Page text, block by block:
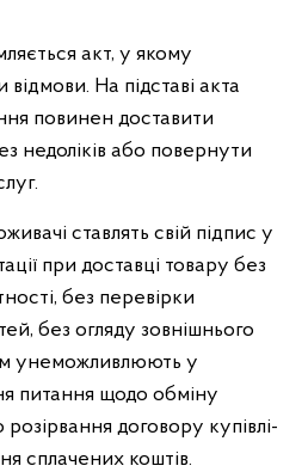
акт, у якому
На підставі акта
повинен доставити
недоліків або повернути
ставлять свій підпис у
при доставці товару без
без перевірки
без огляду зовнішнього
унеможливлюють у
питання щодо обміну
договору купівлі-
сплачених коштів.